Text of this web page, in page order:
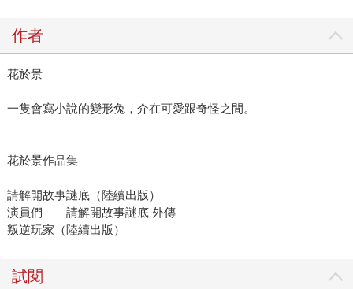
作者
花於景
一隻會寫小說的變形兔，介在可愛跟奇怪之間。
花於景作品集
請解開故事謎底（陸續出版）
演員們——請解開故事謎底 外傳
叛逆玩家（陸續出版）
試閱